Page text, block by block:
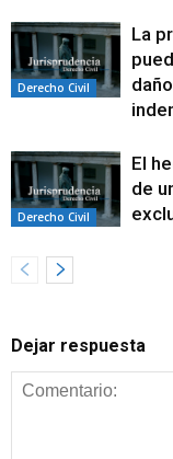
Derecho Civil
La
Derecho Civil
El
de
Dejar respuesta